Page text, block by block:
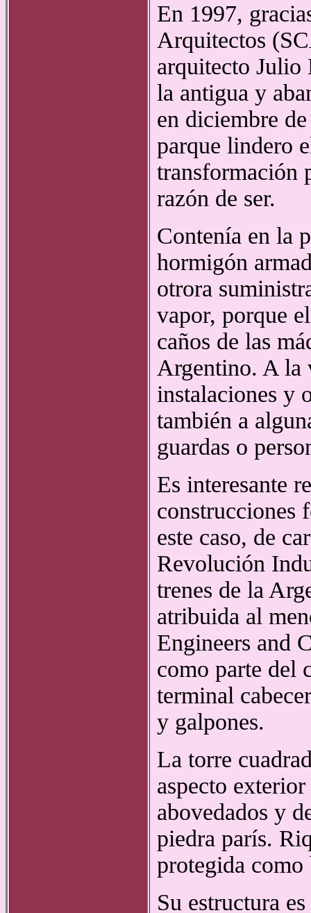
En 1997,
Arquitectos
arquitecto Julio
la antigua y
en diciembre
parque lindero
transformación
razón de ser.
Contenía en la
hormigón
otrora
vapor, porque
caños de las
Argentino. A la
instalaciones y
también a
guardas o
Es interesante
construcciones
este caso, de
Revolución
trenes de la
atribuida al
Engineers and
como parte del
terminal
y galpones.
La torre
aspecto
abovedados y
piedra parís.
protegida
Su estructura